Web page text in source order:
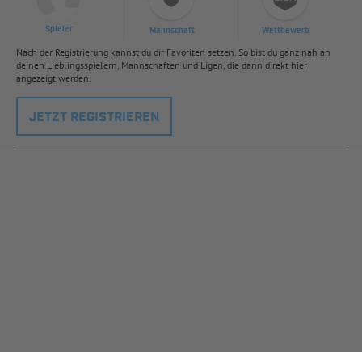
Spieler Mannschaft Wettbewerb
Nach der Registrierung kannst du dir Favoriten setzen. So bist du ganz nah an
deinen Lieblingsspielern, Mannschaften und Ligen, die dann direkt hier
angezeigt werden.
JETZT REGISTRIEREN